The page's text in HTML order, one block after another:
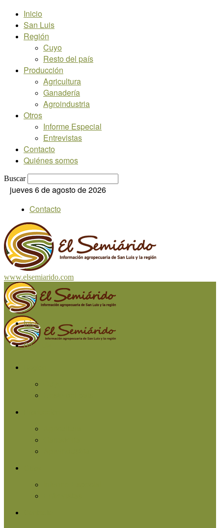
Inicio
San Luis
Región
Cuyo
Resto del país
Producción
Agricultura
Ganadería
Agroindustria
Otros
Informe Especial
Entrevistas
Contacto
Quiénes somos
Buscar
jueves 6 de agosto de 2026
Contacto
www.elsemiarido.com
Inicio
San Luis